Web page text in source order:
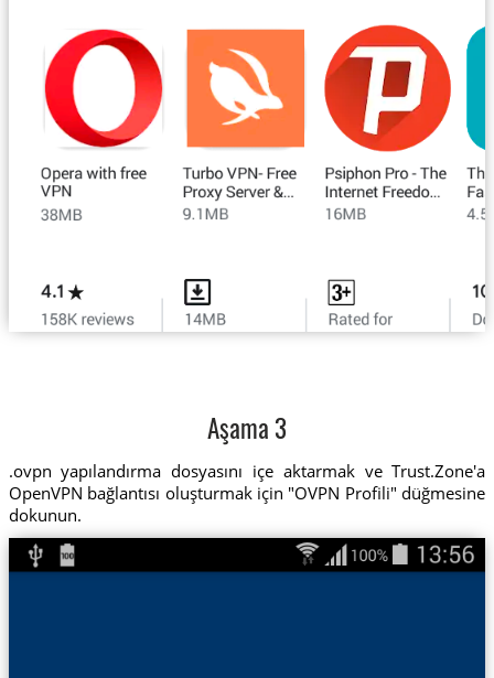
Aşama 3
.ovpn yapılandırma dosyasını içe aktarmak ve Trust.Zone'a
OpenVPN bağlantısı oluşturmak için "OVPN Profili" düğmesine
dokunun.